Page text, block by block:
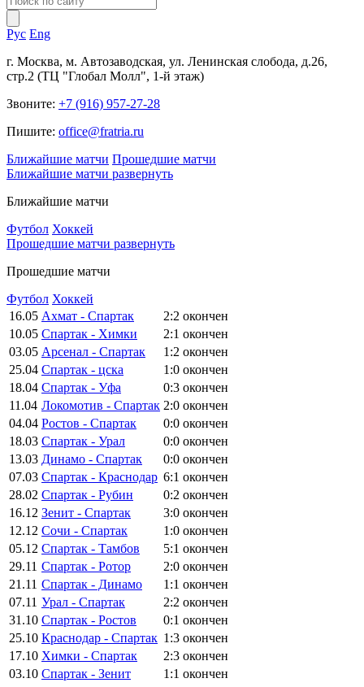
Рус Eng
г. Москва, м. Автозаводская, ул. Ленинская слобода, д.26,
стр.2 (ТЦ "Глобал Молл", 1-й этаж)
Звоните: +7 (916) 957-27-28
Пишите: office@fratria.ru
Ближайшие матчи Прошедшие матчи
Ближайшие матчи развернуть
Ближайшие матчи
Футбол Хоккей
Прошедшие матчи развернуть
Прошедшие матчи
Футбол Хоккей
16.05 Ахмат - Спартак 2:2 окончен
10.05 Спартак - Химки 2:1 окончен
03.05 Арсенал - Спартак 1:2 окончен
25.04 Спартак - цска 1:0 окончен
18.04 Спартак - Уфа 0:3 окончен
11.04 Локомотив - Спартак 2:0 окончен
04.04 Ростов - Спартак 0:0 окончен
18.03 Спартак - Урал 0:0 окончен
13.03 Динамо - Спартак 0:0 окончен
07.03 Спартак - Краснодар 6:1 окончен
28.02 Спартак - Рубин 0:2 окончен
16.12 Зенит - Спартак 3:0 окончен
12.12 Сочи - Спартак 1:0 окончен
05.12 Спартак - Тамбов 5:1 окончен
29.11 Спартак - Ротор 2:0 окончен
21.11 Спартак - Динамо 1:1 окончен
07.11 Урал - Спартак 2:2 окончен
31.10 Спартак - Ростов 0:1 окончен
25.10 Краснодар - Спартак 1:3 окончен
17.10 Химки - Спартак 2:3 окончен
03.10 Спартак - Зенит 1:1 окончен